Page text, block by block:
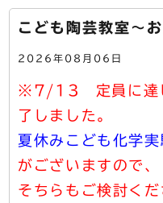
こども陶芸教室～
2026年08月06日
※7/13 定員に達し
了しました。
夏休みこども化学実
がございますので、
そちらもご検討くだ